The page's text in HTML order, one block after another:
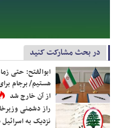
در بحث مشارکت کنید
ابوالفتح: حتی
هستیم/ برجام
از آن خارج شد
راز دشمنی
نزدیک به اسرائیل